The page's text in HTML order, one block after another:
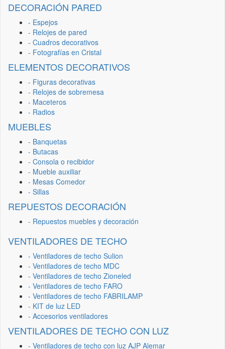
DECORACIÓN PARED
- Espejos
- Relojes de pared
- Cuadros decorativos
- Fotografías en Cristal
ELEMENTOS DECORATIVOS
- Figuras decorativas
- Relojes de sobremesa
- Maceteros
- Radios
MUEBLES
- Banquetas
- Butacas
- Consola o recibidor
- Mueble auxiliar
- Mesas Comedor
- Sillas
REPUESTOS DECORACIÓN
- Repuestos muebles y decoración
VENTILADORES DE TECHO
- Ventiladores de techo Sulion
- Ventiladores de techo MDC
- Ventiladores de techo Zioneled
- Ventiladores de techo FARO
- Ventiladores de techo FABRILAMP
- KIT de luz LED
- Accesorios ventiladores
VENTILADORES DE TECHO CON LUZ
- Ventiladores de techo con luz AJP Alemar